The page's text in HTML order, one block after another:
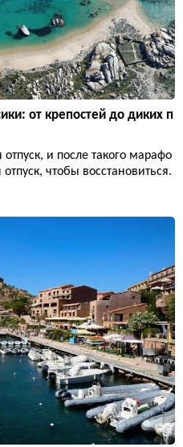
от крепостей до диких п
и после такого марафо
чтобы восстановиться.